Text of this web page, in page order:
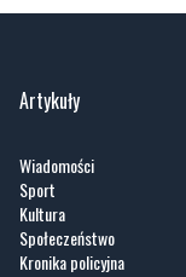
Artykuły
Wiadomości
Sport
Kultura
Społeczeństwo
Kronika policyjna